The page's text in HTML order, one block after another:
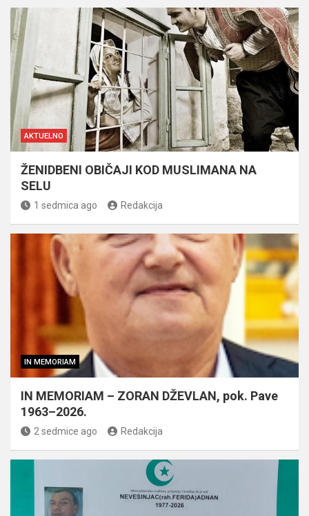
AKTUELNO
ŽENIDBENI OBIČAJI KOD MUSLIMANA NA
SELU
1 sedmica ago Redakcija
IN MEMORIAM
IN MEMORIAM – ZORAN DŽEVLAN, pok. Pave
1963–2026.
2 sedmice ago Redakcija